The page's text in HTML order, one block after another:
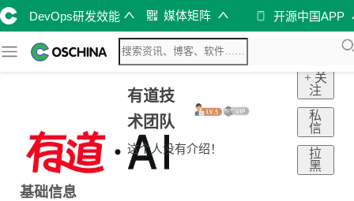
DevOps研发效能 媒体矩阵 开源中国APP
有道技
术团队
这个人没有介绍！
+ 关
注
私
信
拉
黑
基础信息